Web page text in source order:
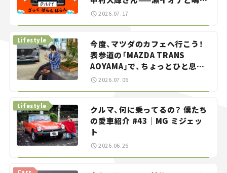
智之の「クルマでざっくばらんば
らん！」＃20
2026.07.17
今度、マツダのカフェへ行こう！
表参道の「MAZDA TRANS
AOYAMA」で、ちょっとひと息。
——連載｜CCGとクルマでどうす
Lifestyle
2026.07.06
クルマ、何に乗ってるの？ 僕たち
の愛車紹介 #43｜MG ミジェッ
ト
Lifestyle
2026.06.26